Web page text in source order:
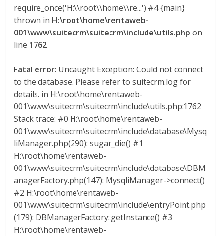
a
r
a
e
n
C
o
require_once('H:\\root\\home\\re...') #4 {main}
thrown in H:\root\home\rentaweb-
001\www\suitecrm\suitecrm\include\utils.php on
line 1762
Fatal error: Uncaught Exception: Could not connect
to the database. Please refer to suitecrm.log for
details. in H:\root\home\rentaweb-
001\www\suitecrm\suitecrm\include\utils.php:1762
Stack trace: #0 H:\root\home\rentaweb-
001\www\suitecrm\suitecrm\include\database\Mysq
liManager.php(290): sugar_die() #1
H:\root\home\rentaweb-
001\www\suitecrm\suitecrm\include\database\DBM
anagerFactory.php(147): MysqliManager->connect()
#2 H:\root\home\rentaweb-
001\www\suitecrm\suitecrm\include\entryPoint.php
(179): DBManagerFactory::getInstance() #3
H:\root\home\rentaweb-